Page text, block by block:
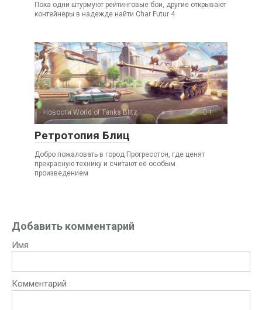
Пока одни штурмуют рейтинговые бои, другие открывают
контейнеры в надежде найти Char Futur 4
Новости World of Tanks Blitz 1
Ретротопия Блиц
Добро пожаловать в город Прогресстон, где ценят
прекрасную технику и считают её особым
произведением
Добавить комментарий
Имя
Комментарий